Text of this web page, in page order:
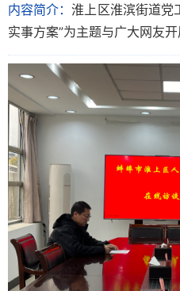
内容简介：淮上区淮滨街道党
实事方案”为主题与广大网友